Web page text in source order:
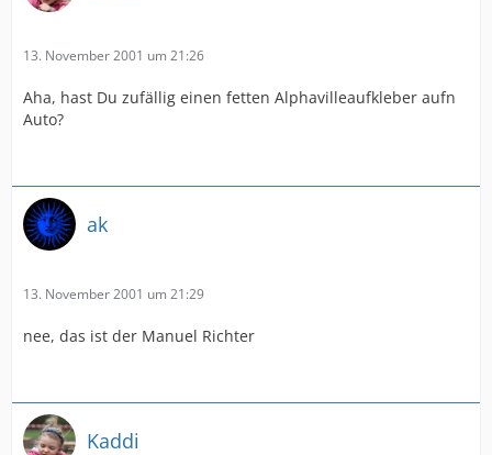
13. November 2001 um 21:26
Aha, hast Du zufällig einen fetten Alphavilleaufkleber aufn
Auto?
ak
13. November 2001 um 21:29
nee, das ist der Manuel Richter
Kaddi